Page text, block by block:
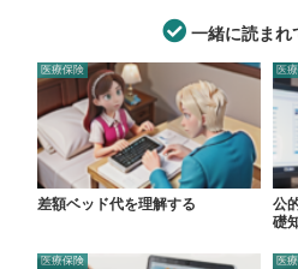
一緒に読まれ
医療保険
差額ベッド代を理解する
医
公
礎
医療保険 医